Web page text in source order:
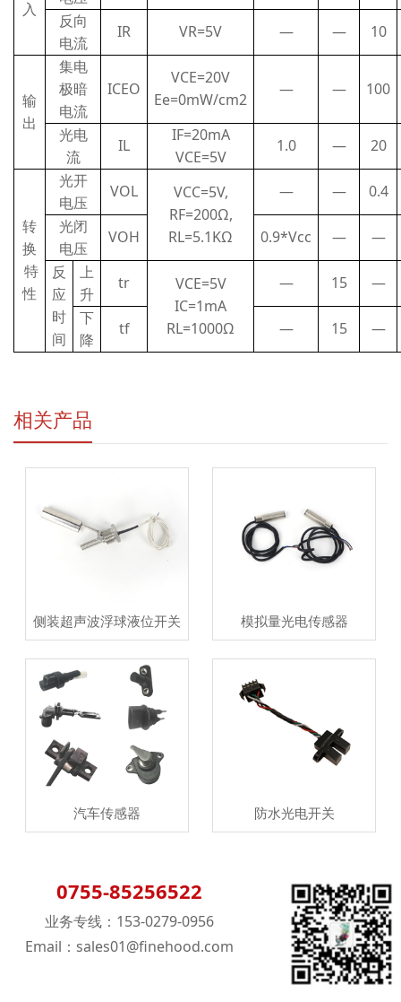
入
反向
电流
IR VR=5V — — 10
输
出
集电
极暗
电流
ICEO
VCE=20V
Ee=0mW/cm2
— — 100
光电
流
IL
IF=20mA
VCE=5V
1.0 — 20
转
换
特
性
光开
电压
VOL
VCC=5V,
RF=200Ω,
RL=5.1KΩ
— —
0.4
光闭
电压
VOH 0.9*Vcc —
—
反
应
时
间
上
升
tr
VCE=5V
IC=1mA
RL=1000Ω
— 15
—
下
降
tf — 15 —
相关产品
侧装超声波浮球液位开关 模拟量光电传感器
汽车传感器 防水光电开关
0755-85256522
业务专线：153-0279-0956
Email：sales01@finehood.com